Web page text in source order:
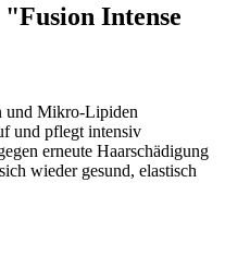
Intense
und Mikro-Lipiden
und pflegt intensiv
erneute Haarschädigung
wieder gesund, elastisch